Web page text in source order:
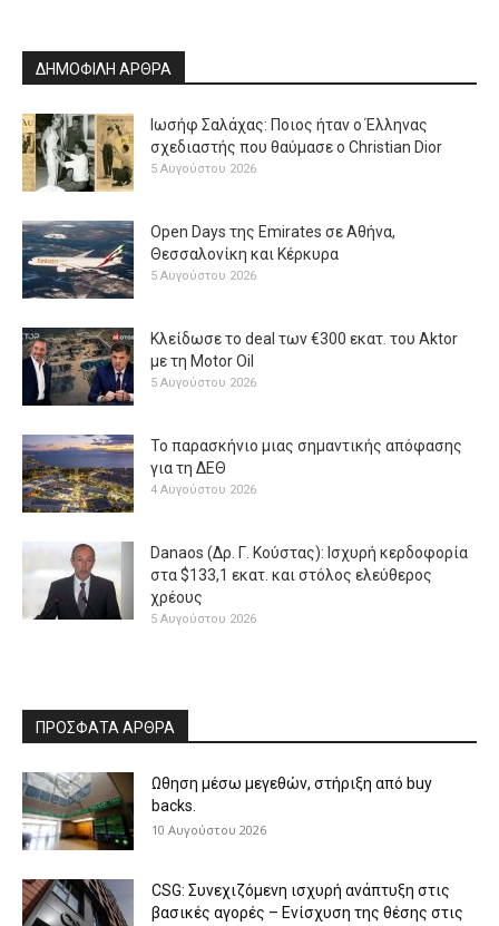
ΔΗΜΟΦΙΛΗ ΑΡΘΡΑ
Ιωσήφ Σαλάχας: Ποιος ήταν ο Έλληνας
σχεδιαστής που θαύμασε ο Christian Dior
5 Αυγούστου 2026
Open Days της Emirates σε Αθήνα,
Θεσσαλονίκη και Κέρκυρα
5 Αυγούστου 2026
Κλείδωσε το deal των €300 εκατ. του Aktor
με τη Μotor Oil
5 Αυγούστου 2026
Το παρασκήνιο μιας σημαντικής απόφασης
για τη ΔΕΘ
4 Αυγούστου 2026
Danaos (Δρ. Γ. Κούστας): Ισχυρή κερδοφορία
στα $133,1 εκατ. και στόλος ελεύθερος
χρέους
5 Αυγούστου 2026
ΠΡΟΣΦΑΤΑ ΑΡΘΡΑ
Ωθηση μέσω μεγεθών, στήριξη από buy
backs.
10 Αυγούστου 2026
CSG: Συνεχιζόμενη ισχυρή ανάπτυξη στις
βασικές αγορές – Ενίσχυση της θέσης στις